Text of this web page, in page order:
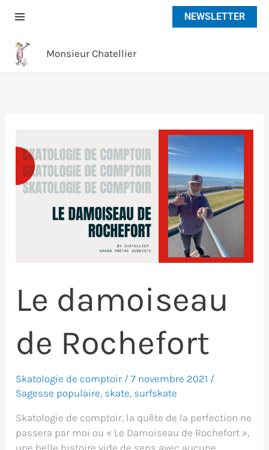
NEWSLETTER
Monsieur Chatellier
Le damoiseau
de Rochefort
Skatologie de comptoir /7 novembre 2021 /
Sagesse populaire, skate, surfskate
Skatologie de comptoir, la quête de la perfection ne
passera par moi ou « Le Damoiseau de Rochefort »,
une belle histoire vide de sens avec aucune